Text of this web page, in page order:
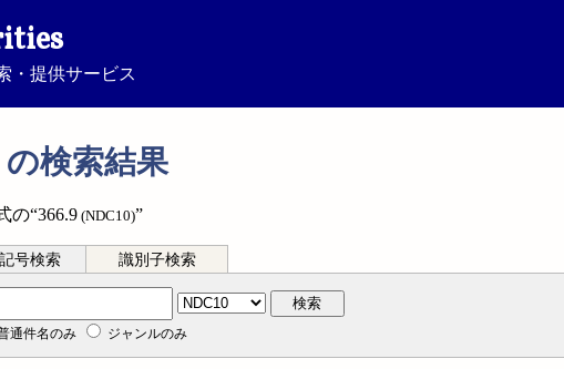
・提供サービス
の検索結果
の“366.9 (NDC10)”
号検索 識別子検索
検索
通件名のみ ジャンルのみ